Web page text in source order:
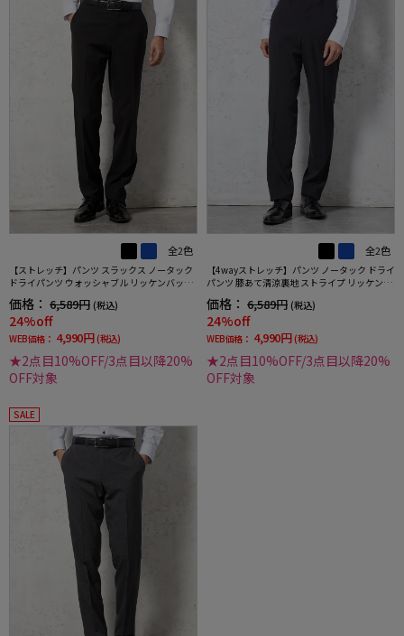
全2色
【ストレッチ】パンツ スラックス ノータック
ドライパンツ ウォッシャブル リッケンバッカ
ー
価格： 6,589円 (税込)
24%off
WEB価格： 4,990円 (税込)
★2点目10%OFF/3点目以降20%
OFF対象
全2色
【4wayストレッチ】パンツ ノータック ドライ
パンツ 膝あて清涼裏地 ストライプ リッケンバ
ッカー 春夏
価格： 6,589円 (税込)
24%off
WEB価格： 4,990円 (税込)
★2点目10%OFF/3点目以降20%
OFF対象
SALE